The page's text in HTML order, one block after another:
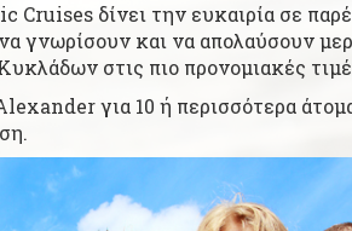
Cruises δίνει την ευκαιρία σε
γνωρίσουν και να απολαύσουν
στις πιο προνομιακές
για 10 ή περισσότερα